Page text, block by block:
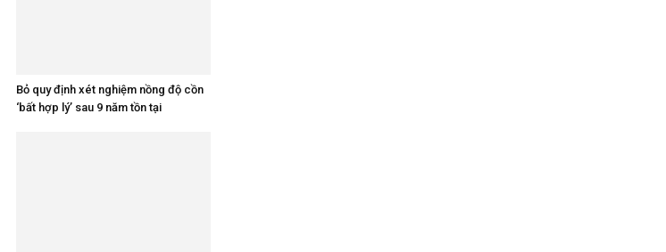
Bỏ quy định xét nghiệm nồng độ cồn
‘bất hợp lý’ sau 9 năm tồn tại